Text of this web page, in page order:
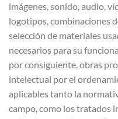
imágenes, sonido, audio,
logotipos, combinaciones
selección de materiales
necesarios para su
por consiguiente, obras
intelectual por el
aplicables tanto la
campo, como los tratados